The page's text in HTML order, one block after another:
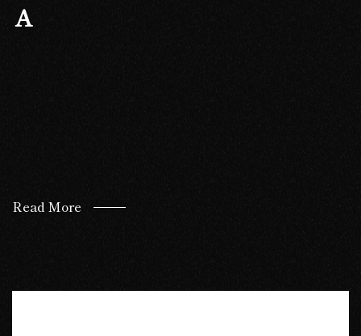
Ａ
Read More